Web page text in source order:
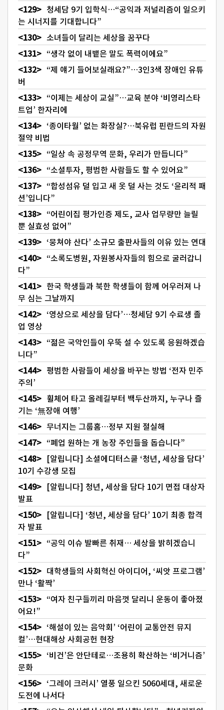
청세담 9기 입학식…“공익과 저널리즘이 일으키
는 시너지를 기대합니다”
소녀들이 달리는 세상을 꿈꾸다
“생각 없이 내뱉은 말도 폭력이에요”
“제 얘기 들어보실래요?”…3인3색 장애인 유튜
버
“이제는 세상이 교실”…교육 분야 ‘비영리스타
트업’ 한자리에
‘종이타월’ 없는 화장실?…북유럽 핀란드의 자원
절약 비법
“일상 속 공정무역 문화, 우리가 만듭니다”
“소셜투자, 평범한 사람들도 할 수 있어요”
“합성섬유 덜 입고 새 옷 덜 사는 것도 ‘윤리적 패
션’입니다”
“어린이집 평가인증 제도, 교사 업무량만 늘릴
뿐 실효성 없어”
‘뭉쳐야 산다’ 소규모 출판사들의 이유 있는 연대
“소록도병원, 자원봉사자들의 힘으로 굴러갑니
다”
한국 학생들과 북한 학생들이 함께 어우러져 나
무 심는 그날까지
‘영상으로 세상을 담다’…청세담 9기 수료생 졸
업 영상
“젊은 국악인들이 우뚝 설 수 있도록 응원하겠습
니다”
평범한 사람들이 세상을 바꾸는 방법 ‘전자 민주
주의’
휠체어 타고 올레길부터 백두산까지, 누구나 즐
기는 ‘無장애 여행’
무너지는 그룹홈…정부 지원 절실해
“폐업 원하는 개 농장 주인들을 돕습니다”
[알립니다] 소셜에디터스쿨 ‘청년, 세상을 담다’
10기 수강생 모집
[알립니다] 청년, 세상을 담다 10기 면접 대상자
발표
[알립니다] ‘청년, 세상을 담다’ 10기 최종 합격
자 발표
“공익 이슈 발빠른 취재… 세상을 밝히겠습니
다”
대학생들의 사회혁신 아이디어, ‘씨앗 프로그램’
만나 ‘활짝’
“여자 친구들끼리 마음껏 달리니 운동이 좋아졌
어요!”
‘해설이 있는 음악회’ ‘어린이 교통안전 뮤지
컬’…현대해상 사회공헌 현장
‘비건’은 안단테로…조용히 확산하는 ‘비거니즘’
문화
‘그레이 크러시’ 열풍 일으킨 5060세대, 새로운
도전에 나서다